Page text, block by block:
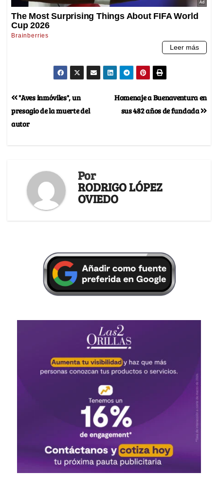
Homenaje a Buenaventura en
sus 482 años de fundada
"Aves inmóviles", un
presagio de la muerte del
autor
Por
RODRIGO LÓPEZ
OVIEDO